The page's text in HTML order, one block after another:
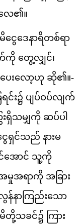
ေ၏။
မငဒနရတစရ
က တလင်၊
ပလဟ ဆို၏။-
ရင်း၌ ပပဝပလက
ရသမက ဆပပ
ရငသည နမ
အင သက
မအရက အ ခ
နန ကညသ
မတသခင်၌ က